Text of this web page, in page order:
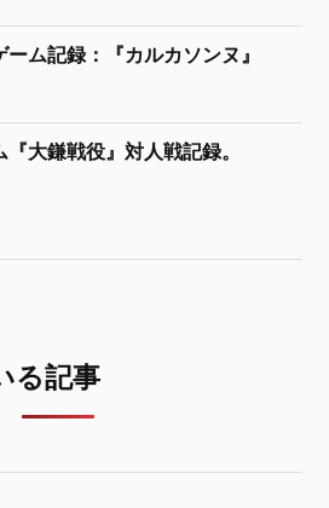
ム記録：『カルカソンヌ』
大鎌戦役』対人戦記録。
る記事